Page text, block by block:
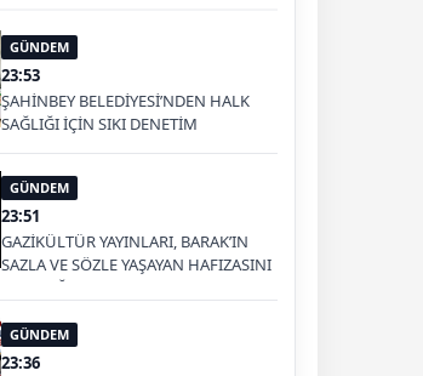
GÜNDEM
23:53
ŞAHİNBEY BELEDİYESİ’NDEN HALK
SAĞLIĞI İÇİN SIKI DENETİM
GÜNDEM
23:51
GAZİKÜLTÜR YAYINLARI, BARAK’IN
SAZLA VE SÖZLE YAŞAYAN HAFIZASINI
GELECEĞE TAŞIYOR
GÜNDEM
23:36